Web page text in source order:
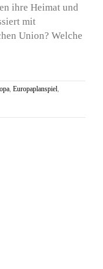
ihre Heimat und
mit
Union? Welche
, Europaplanspiel,